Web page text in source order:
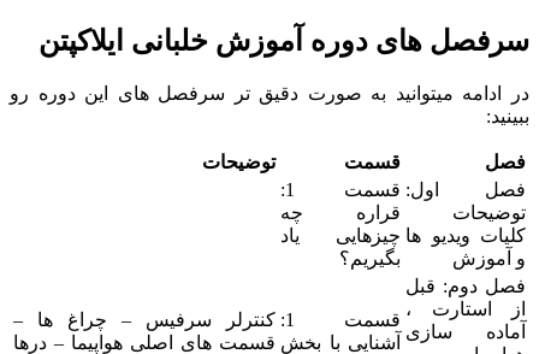
سرفصل های دوره آموزش خلبانی ایلاکپتن
در ادامه میتوانید به صورت دقیق تر سرفصل های این دوره رو
ببینید:
فصل قسمت
توضیحات
فصل اول:
توضیحات
کلیات ویدیو ها
و آموزش
قسمت 1:
قراره چه
چیزهایی یاد
بگیریم؟
فصل دوم: قبل
از استارت ،
آماده سازی
قسمت 1:
آشنایی با بخش
کنترلر سرفیس – چراغ ها –
قسمت های اصلی هواپیما – درها